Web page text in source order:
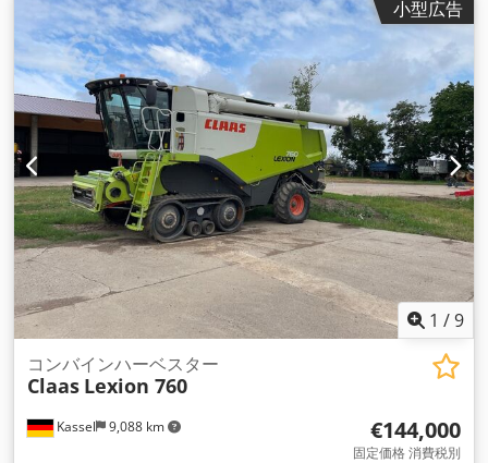
小型広告
1 /9
Kassel 9,088 km
コンバインハーベスター
Claas Lexion 760
€144,000
固定価格 消費税別